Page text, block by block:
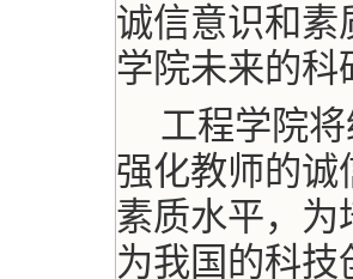
诚信意识和素
学院未来的科
工程学院
强化教师的诚
素质水平，为
为我国的科技